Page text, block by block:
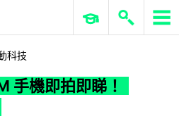
ERP 與商業 AI
科技
機即拍即睇！